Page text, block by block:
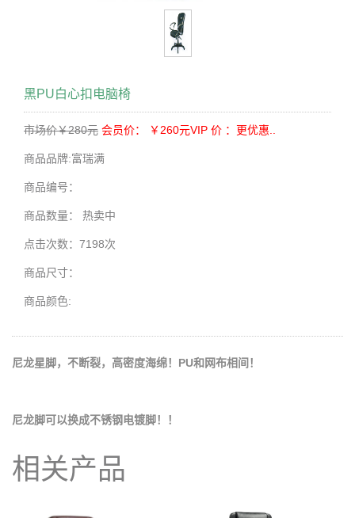
黑PU白心扣电脑椅
市场价￥280元 会员价： ￥260元VIP 价 ：更优惠..
商品品牌:富瑞满
商品编号：
商品数量： 热卖中
点击次数：7198次
商品尺寸：
商品颜色:
尼龙星脚，不断裂，高密度海绵！PU和网布相间！
尼龙脚可以换成不锈钢电镀脚！！
相关产品